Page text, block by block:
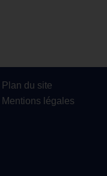
Plan du site
Mentions légales